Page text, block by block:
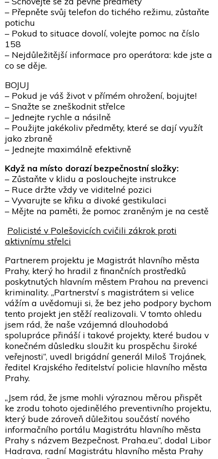
– Přepněte svůj telefon do tichého režimu, zůstaňte
potichu
– Pokud to situace dovolí, volejte pomoc na číslo
158
– Nejdůležitější informace pro operátora: kde jste a
co se děje.
BOJUJ
– Pokud je váš život v přímém ohrožení, bojujte!
– Snažte se zneškodnit střelce
– Jednejte rychle a násilně
– Použijte jakékoliv předměty, které se dají využít
jako zbraně
– Jednejte maximálně efektivně
Když na místo dorazí bezpečnostní složky:
– Zůstaňte v klidu a poslouchejte instrukce
– Ruce držte vždy ve viditelné pozici
– Vyvarujte se křiku a divoké gestikulaci
– Mějte na paměti, že pomoc zraněným je na cestě
Policisté v Polešovicích cvičili zákrok proti
aktivnímu střelci
Partnerem projektu je Magistrát hlavního města
Prahy, který ho hradil z finančních prostředků
poskytnutých hlavním městem Prahou na prevenci
kriminality. „Partnerství s magistrátem si velice
vážím a uvědomuji si, že bez jeho podpory bychom
tento projekt jen stěží realizovali. V tomto ohledu
jsem rád, že naše vzájemná dlouhodobá
spolupráce přináší i takové projekty, které budou v
konečném důsledku sloužit ku prospěchu široké
veřejnosti“, uvedl brigádní generál Miloš Trojánek,
ředitel Krajského ředitelství policie hlavního města
Prahy.
„Jsem rád, že jsme mohli výraznou měrou přispět
ke zrodu tohoto ojedinělého preventivního projektu,
který bude zároveň důležitou součástí nového
informačního portálu Magistrátu hlavního města
Prahy s názvem Bezpečnost. Praha.eu“, dodal Libor
Hadrava, radní Magistrátu hlavního města Prahy